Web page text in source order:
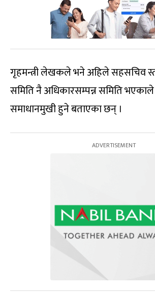
गृहमन्त्री लेखकले भने अहिले सहसचिव
समिति नै अधिकारसम्पन्न समिति भएकाले
समाधानमुखी हुने बताएका छन् ।